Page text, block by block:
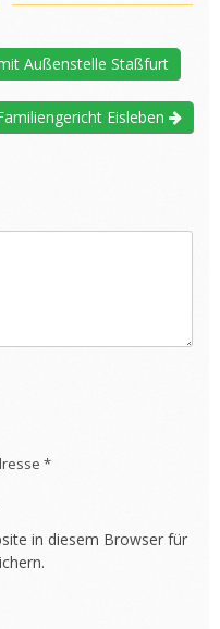
Außenstelle Staßfurt
Eisleben
*
in diesem Browser für